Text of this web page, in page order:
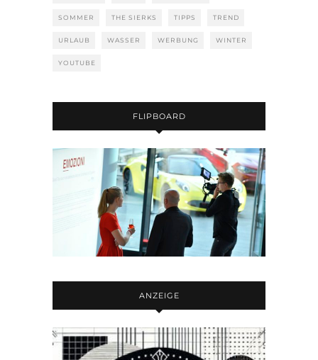
SOMMER THE SIERKS TIPPS TREND
URLAUB WASSER WERBUNG WINTER
YOUTUBE
FLIPBOARD
ANZEIGE